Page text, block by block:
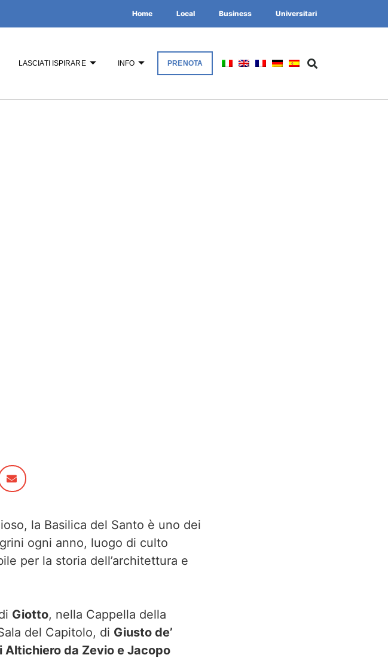
Home Local Business Universitari
LASCIATI ISPIRARE INFO PRENOTA
la Basilica del Santo è uno dei
ogni anno, luogo di culto
per la storia dell’architettura e
Giotto, nella Cappella della
del Capitolo, di Giusto de’
Altichiero da Zevio e Jacopo